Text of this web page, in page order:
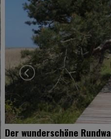
Der wunderschöne